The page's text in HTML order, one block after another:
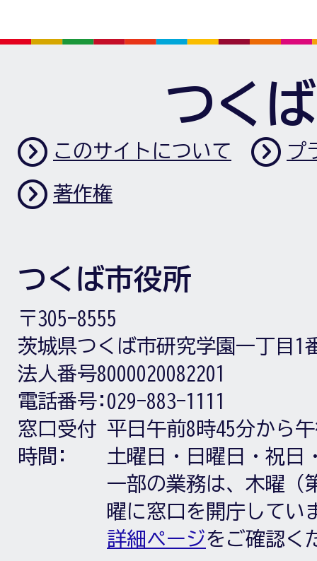
つく
このサイトについて プ
著作権
つくば市役所
〒305-8555
茨城県つくば市研究学園一丁目1
法人番号8000020082201
電話番号: 029-883-1111
窓口受付
時間:
平日午前8時45分から
土曜日・日曜日・祝日
一部の業務は、木曜（
曜に窓口を開庁してい
詳細ページをご確認く